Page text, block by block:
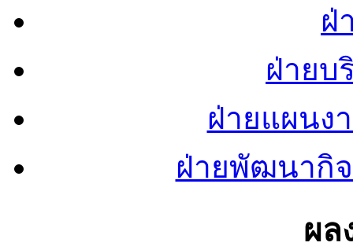
ฝ่
ฝ่ายบ
ฝ่ายแผนง
ฝ่ายพัฒนากิ
ผล